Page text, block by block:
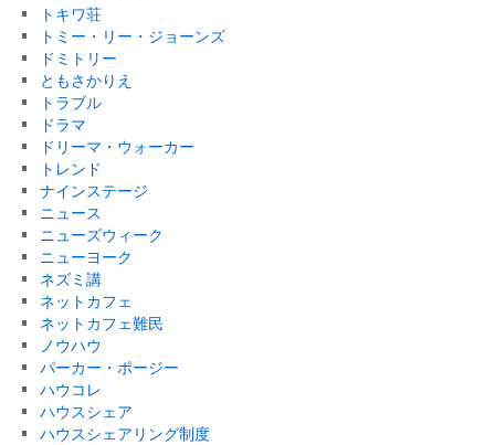
トキワ荘
トミー・リー・ジョーンズ
ドミトリー
ともさかりえ
トラブル
ドラマ
ドリーマ・ウォーカー
トレンド
ナインステージ
ニュース
ニューズウィーク
ニューヨーク
ネズミ講
ネットカフェ
ネットカフェ難民
ノウハウ
パーカー・ポージー
ハウコレ
ハウスシェア
ハウスシェアリング制度